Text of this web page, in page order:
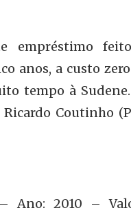
empréstimo
anos, a custo
tempo à
Coutinho
Ano: 2010 –